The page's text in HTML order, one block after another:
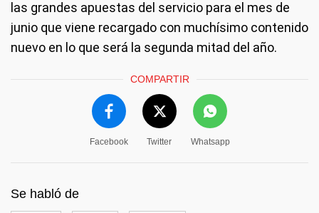
las grandes apuestas del servicio para el mes de
junio que viene recargado con muchísimo contenido
nuevo en lo que será la segunda mitad del año.
COMPARTIR
Facebook Twitter Whatsapp
Se habló de